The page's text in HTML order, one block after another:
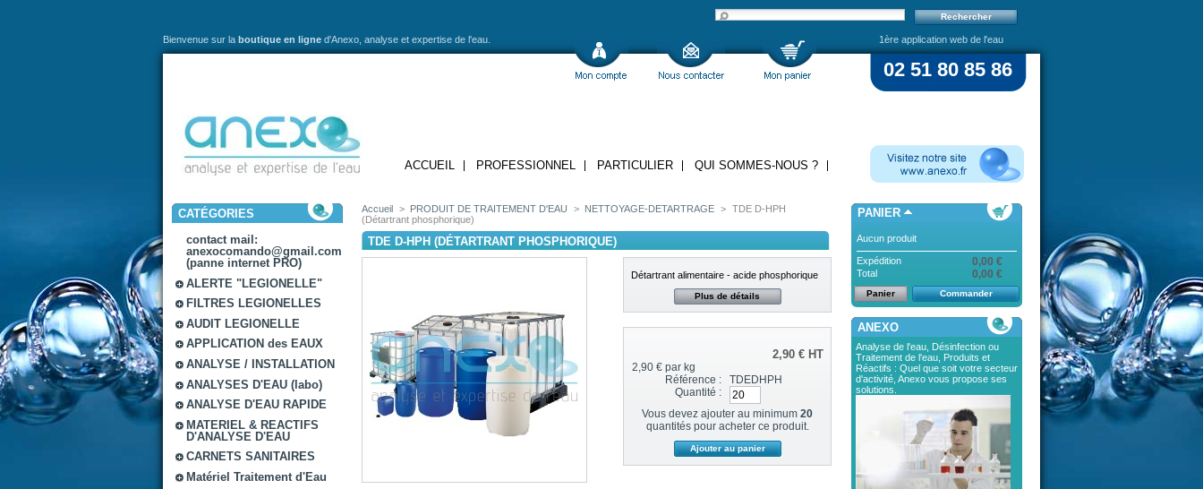
Bienvenue sur la boutique en ligne d'Anexo, analyse et expertise de l'eau. 1ère application web de l'eau
02 51 80 85 86
ACCUEIL PROFESSIONNEL PARTICULIER QUI SOMMES-NOUS ?
CATÉGORIES
contact mail:
anexocomando@gmail.com
(panne internet PRO)
ALERTE "LEGIONELLE"
FILTRES LEGIONELLES
AUDIT LEGIONELLE
APPLICATION des EAUX
ANALYSE / INSTALLATION
ANALYSES D'EAU (labo)
ANALYSE D'EAU RAPIDE
MATERIEL & REACTIFS
D'ANALYSE D'EAU
CARNETS SANITAIRES
Matériel Traitement d'Eau
Accueil > PRODUIT DE TRAITEMENT D'EAU > NETTOYAGE-DETARTRAGE > TDE D-HPH
(Détartrant phosphorique)
TDE D-HPH (DÉTARTRANT PHOSPHORIQUE)
Détartrant alimentaire - acide phosphorique
Plus de détails
2,90 €HT
2,90 €par kg
Référence :
TDEDHPH
Quantité :
Vous devez ajouter au minimum20
quantités pour acheter ce produit.
PANIER
Aucun produit
Expédition 0,00 €
Total 0,00 €
Panier Commander
ANEXO
Analyse de l'eau, Désinfection ou
Traitement de l'eau, Produits et
Réactifs : Quel que soit votre secteur
d'activité, Anexo vous propose ses
solutions.